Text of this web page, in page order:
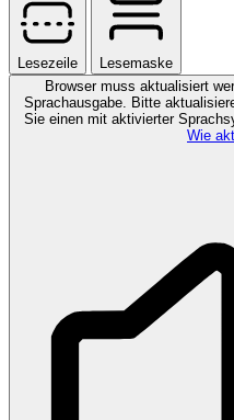
Lesezeile
Lesemaske
Browser muss aktualisiert
Sprachausgabe. Bitte
Sie einen mit aktivierter
Wie